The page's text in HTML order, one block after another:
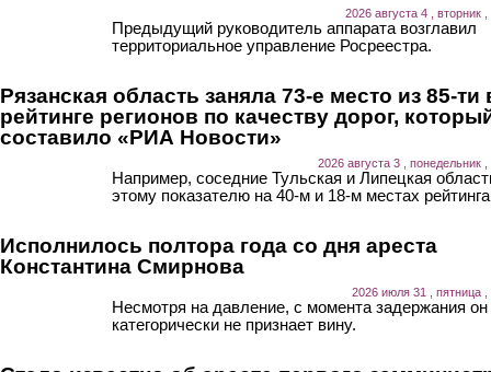
2026 августа 4 , вторник
Предыдущий руководитель аппарата возглавил
территориальное управление Росреестра.
Рязанская область заняла 73-е место из 85-ти
рейтинге регионов по качеству дорог,
составило «РИА Новости»
2026 августа 3 , понедельник ,
Например, соседние Тульская и Липецкая
этому показателю на 40-м и 18-м местах
Исполнилось полтора года со дня ареста
Константина Смирнова
2026 июля 31 , пятница ,
Несмотря на давление, с момента задержания он
категорически не признает вину.